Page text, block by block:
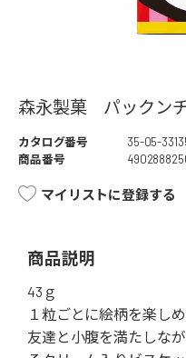
森永製菓 パックン
カタログ番号
35-05-
商品番号
マイリストに登録する
商品説明
43ｇ
１粒ごとに絵柄を楽し
友達と小腹を満たしな